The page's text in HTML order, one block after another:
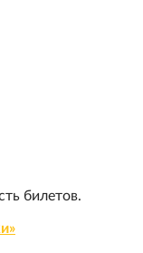
билетов.